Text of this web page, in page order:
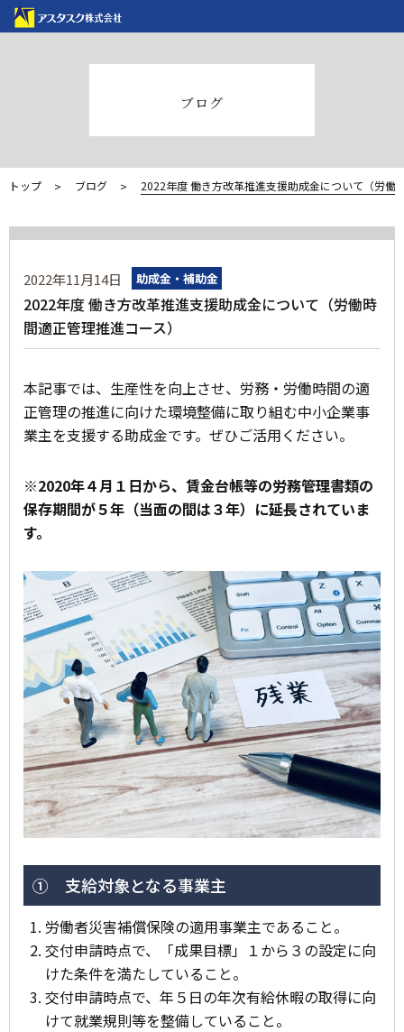
ブログ
トップ ブログ 2022年度 働き方改革推進支援助成金について（労働
2022年11月14日 助成金・補助金
2022年度 働き方改革推進支援助成金について（労働時
間適正管理推進コース）
本記事では、生産性を向上させ、労務・労働時間の適
正管理の推進に向けた環境整備に取り組む中小企業事
業主を支援する助成金です。ぜひご活用ください。
※2020年４月１日から、賃金台帳等の労務管理書類の
保存期間が５年（当面の間は３年）に延長されていま
す。
① 支給対象となる事業主
労働者災害補償保険の適用事業主であること。
交付申請時点で、「成果目標」１から３の設定に向
けた条件を満たしていること。
交付申請時点で、年５日の年次有給休暇の取得に向
けて就業規則等を整備していること。